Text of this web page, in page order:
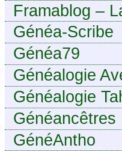
Framablog –
mais la voie
Généa-Scribe
Généa79
Généalogie
Généalogie
Généancêtres
GénéAntho